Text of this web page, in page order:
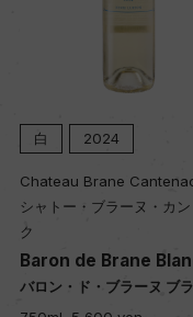
白 2024
Chateau Brane
シャトー・ブラーヌ・カン
ク
Baron de Brane
バロン・ド・ブラーヌ ブ